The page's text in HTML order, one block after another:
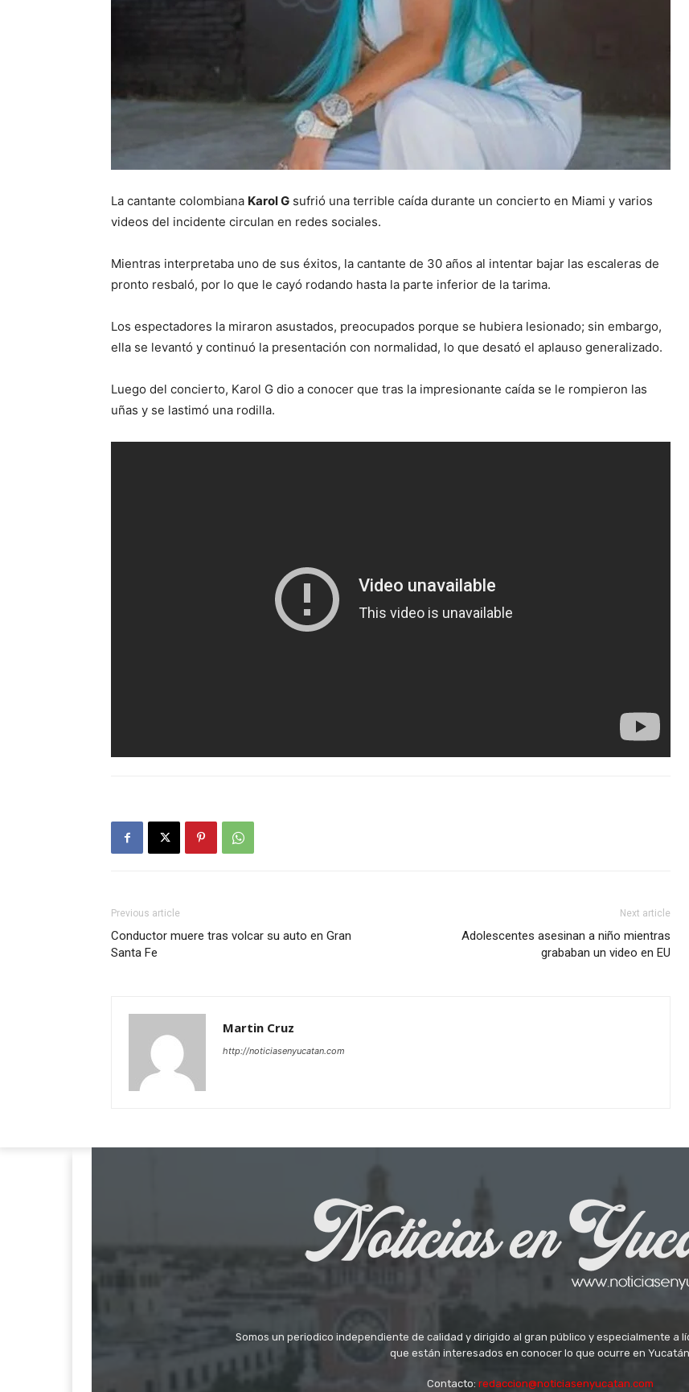
La cantante colombiana Karol G sufrió una terrible caída durante un concierto en Miami y varios
videos del incidente circulan en redes sociales.
Mientras interpretaba uno de sus éxitos, la cantante de 30 años al intentar bajar las escaleras de
pronto resbaló, por lo que le cayó rodando hasta la parte inferior de la tarima.
Los espectadores la miraron asustados, preocupados porque se hubiera lesionado; sin embargo,
ella se levantó y continuó la presentación con normalidad, lo que desató el aplauso generalizado.
Luego del concierto, Karol G dio a conocer que tras la impresionante caída se le rompieron las
uñas y se lastimó una rodilla.
Previous article
Conductor muere tras volcar su auto en Gran
Santa Fe
Next article
Adolescentes asesinan a niño mientras
grababan un video en EU
Martin Cruz
http://noticiasenyucatan.com
Somos un periodico independiente de calidad y dirigido al gran público y especialmente a
que están interesados en conocer lo que ocurre en Yucatán
Contacto: redaccion@noticiasenyucatan.com